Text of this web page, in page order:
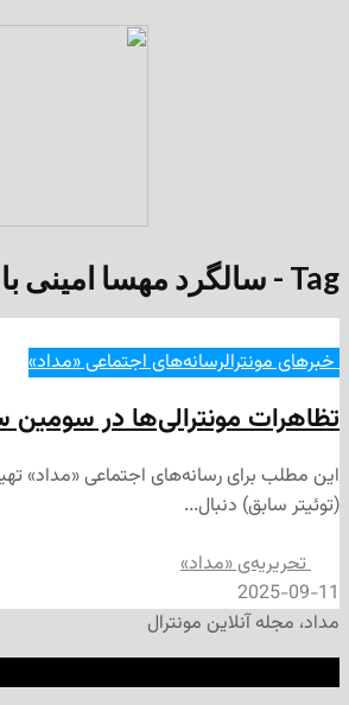
Tag - سالگرد مهسا امینی با رویکرد دفاع از لائیسیته
‌ خبرهای مونترالرسانه‌های اجتماعی «مداد»
تظاهرات مونترالی‌ها در سومین
(توئیتر سابق) دنبال...
تحریریه‌ی «مداد»
2025-09-11
مداد، مجله آنلاین مونترال